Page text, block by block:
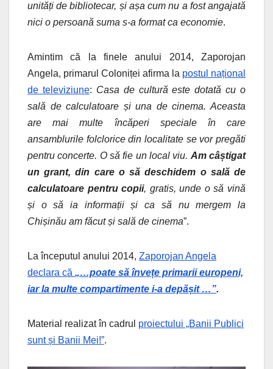
unități de bibliotecar, și așa cum nu a fost angajată
nici o persoană suma s-a format ca economie.
Amintim că la finele anului 2014, Zaporojan
Angela, primarul Coloniței afirma la postul național
de televiziune: Casa de cultură este dotată cu o
sală de calculatoare și una de cinema. Aceasta
are mai multe încăperi speciale în care
ansamblurile folclorice din localitate se vor pregăti
pentru concerte. O să fie un local viu. Am câștigat
un grant, din care o să deschidem o sală de
calculatoare pentru copii, gratis, unde o să vină
și o să ia informații și ca să nu mergem la
Chișinău am făcut și sală de cinema”.
La începutul anului 2014, Zaporojan Angela
declara că „…poate să învețe primarii europeni,
iar la multe compartimente i-a depășit …”.
Material realizat în cadrul proiectului „Banii Publici
sunt și Banii Mei!”.